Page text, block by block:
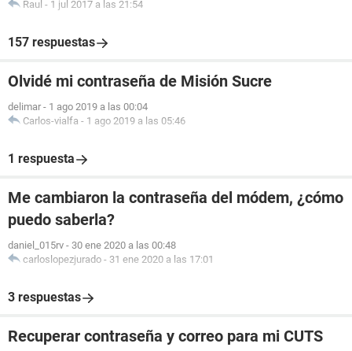
Raul - 1 jul 2017 a las 21:54
157 respuestas
Olvidé mi contraseña de Misión Sucre
delimar - 1 ago 2019 a las 00:04
Carlos-vialfa - 1 ago 2019 a las 05:46
1 respuesta
Me cambiaron la contraseña del módem, ¿cómo
puedo saberla?
daniel_015rv - 30 ene 2020 a las 00:48
carloslopezjurado - 31 ene 2020 a las 17:01
3 respuestas
Recuperar contraseña y correo para mi CUTS